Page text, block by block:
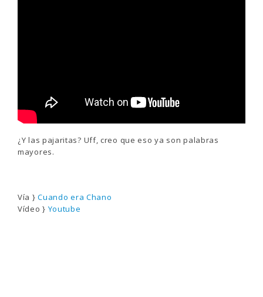
¿Y las pajaritas? Uff, creo que eso ya son palabras
mayores.
Vía }Cuando era Chano
Vídeo } Youtube